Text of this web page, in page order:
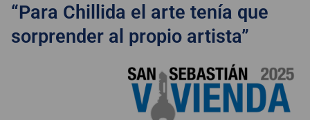
“Para Chillida el arte tenía que
sorprender al propio artista”